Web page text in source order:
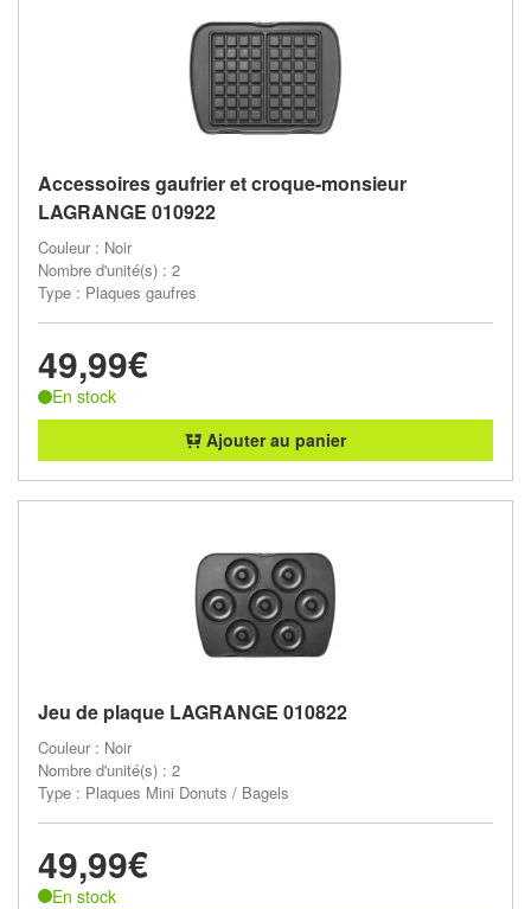
Accessoires gaufrier et croque-monsieur
LAGRANGE 010922
Couleur : Noir
Nombre d'unité(s) : 2
Type : Plaques gaufres
49,99€
En stock
Ajouter au panier
Jeu de plaque LAGRANGE 010822
Couleur : Noir
Nombre d'unité(s) : 2
Type : Plaques Mini Donuts / Bagels
49,99€
En stock